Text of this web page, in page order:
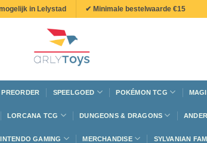
in Lelystad ✔ Minimale bestelwaarde €15
PREORDER SPEELGOED POKÉMON TCG
LORCANA TCG DUNGEONS & DRAGONS
GAMING MERCHANDISE SYLVANIAN